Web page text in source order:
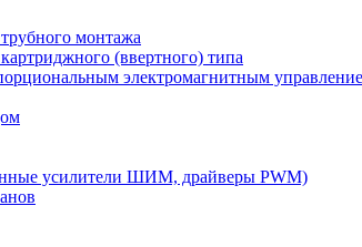
монтажа
(ввертного) типа
электромагнитным
усилители ШИМ, драйверы PWM)